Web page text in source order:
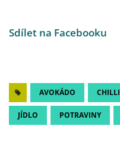
Sdílet na Facebooku
AVOKÁDO CHILLI
JÍDLO POTRAVINY